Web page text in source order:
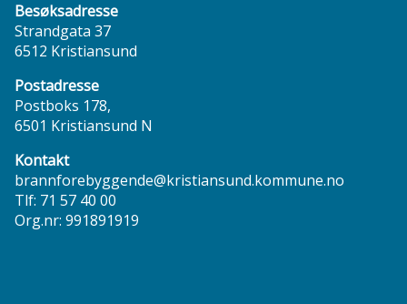
Besøksadresse
Strandgata 37
6512 Kristiansund
Postadresse
Postboks 178,
6501 Kristiansund N
Kontakt
brannforebyggende@kristiansund.kommune.no
Tlf: 71 57 40 00
Org.nr: 991891919